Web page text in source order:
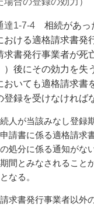
達1-7-4 相続があっ
おける適格請求書発
求書発行事業者が死
）後にその効力を
おいても適格請求
録を受けなければ
人が当該みなし登録
請書に係る適格請求
処分に係る通知がな
間とみなされること
なる。
求書発行事業者以外